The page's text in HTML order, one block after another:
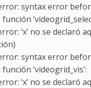
syntax error
‘x’ no se declaró
syntax error
‘videogrid_vis’:
‘x’ no se declaró